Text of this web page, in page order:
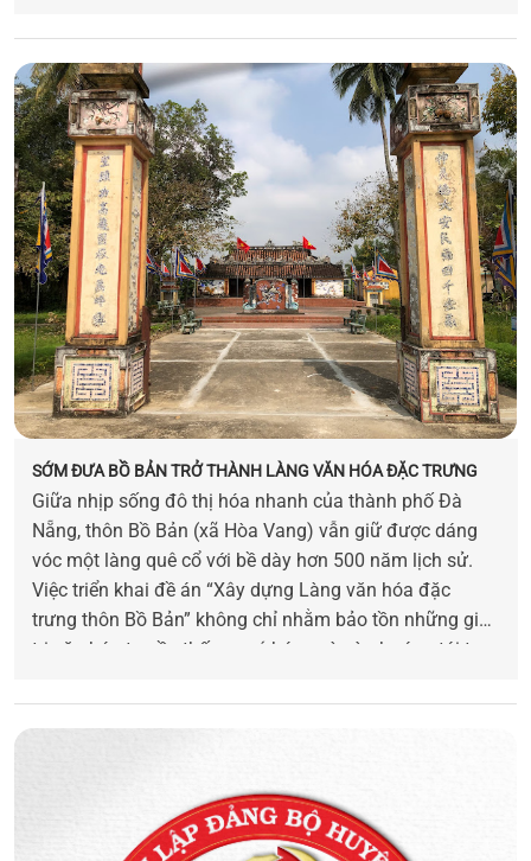
SỚM ĐƯA BỒ BẢN TRỞ THÀNH LÀNG VĂN HÓA ĐẶC TRƯNG
Giữa nhịp sống đô thị hóa nhanh của thành phố Đà
Nẵng, thôn Bồ Bản (xã Hòa Vang) vẫn giữ được dáng
vóc một làng quê cổ với bề dày hơn 500 năm lịch sử.
Việc triển khai đề án “Xây dựng Làng văn hóa đặc
trưng thôn Bồ Bản” không chỉ nhằm bảo tồn những giá
trị văn hóa truyền thống quý báu, mà còn hướng tới tạo
du lịch sinh thái, du lịch cộng đồng. Sau khi thực hiện
thể hóa bằng Kế hoạch số 63/KH-UBND nhằm triển khai
Đề án phù hợp với điều kiện mới. Những kết quả bước